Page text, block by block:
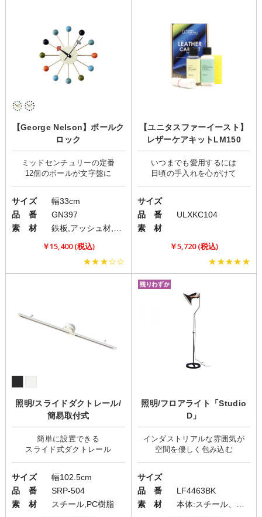
【George Nelson】ボールク
ロック
ミッドセンチュリーの定番
サイズ
幅33cm
品 番
GN397
素 材
￥15,400 (税込)
★★★☆☆
【ユニタスファーイースト】
レザーケアキットLM150
いつまでも愛用するには
サイズ
品 番
ULXKC104
素 材
￥5,720 (税込)
★★★★★
照明/スライドダクトレール/
簡易取付式
簡単に設置できる
サイズ
幅102.5cm
品 番
SRP-504
素 材
スチール,PC樹脂
照明/フロアライト「Studio
D」
インダストリアルな雰囲気が
サイズ
品 番
LF4463BK
素 材